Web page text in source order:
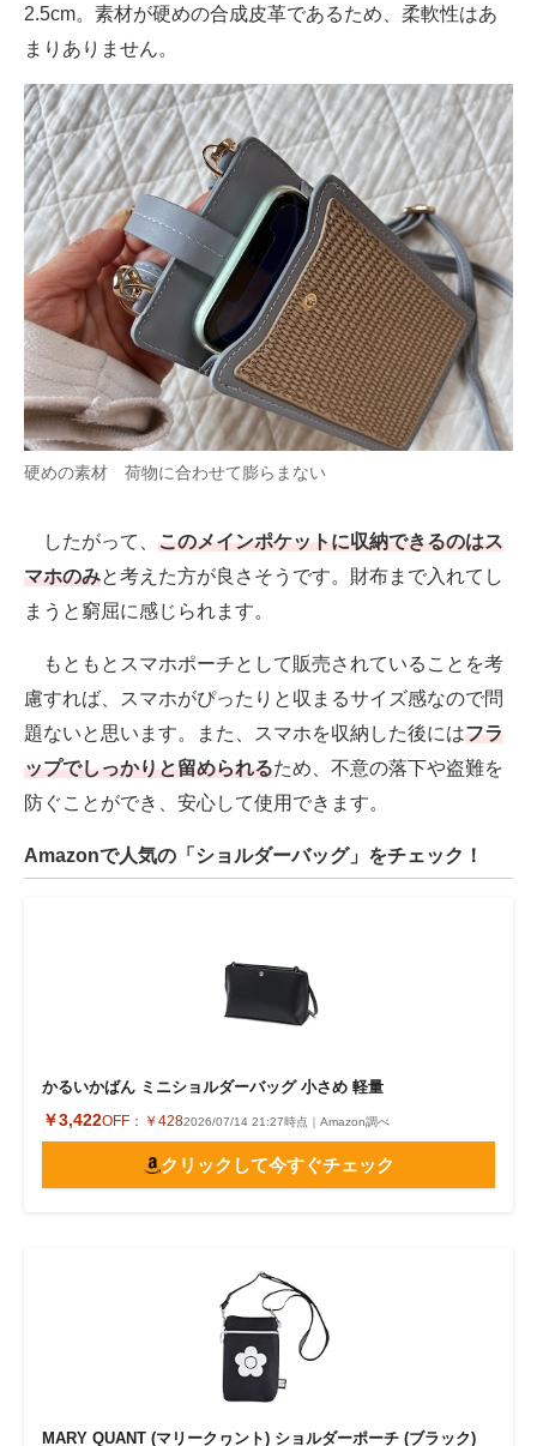
2.5cm。素材が硬めの合成皮革であるため、柔軟性はあ
まりありません。
硬めの素材 荷物に合わせて膨らまない
したがって、 このメインポケットに収納できるのはス
マホのみと考えた方が良さそうです。財布まで入れてし
まうと窮屈に感じられます。
もともとスマホポーチとして販売されていることを考
慮すれば、スマホがぴったりと収まるサイズ感なので問
題ないと思います。また、スマホを収納した後にはフラ
ップでしっかりと留められるため、不意の落下や盗難を
防ぐことができ、安心して使用できます。
Amazonで人気の「ショルダーバッグ」をチェック！
かるいかばん ミニショルダーバッグ 小さめ 軽量
￥3,422OFF： ￥4282026/07/14 21:27時点｜Amazon調べ
クリックして今すぐチェック
MARY QUANT (マリークヮント) ショルダーポーチ (ブラック)